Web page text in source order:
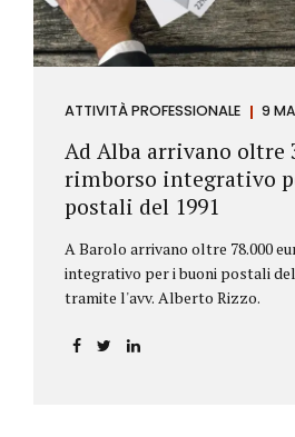
ATTIVITÀ PROFESSIONALE 9
Ad Alba arrivano oltre
rimborso integrativo
postali del 1991
A Barolo arrivano oltre 78.000
integrativo per i buoni postali del
tramite l'avv. Alberto Rizzo.